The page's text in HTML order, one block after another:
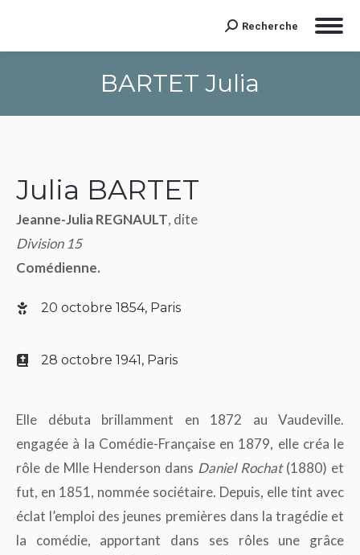
Search:
Recherche
BARTET Julia
Julia BARTET
Jeanne-Julia REGNAULT, dite
Division 15
Comédienne.
20 octobre 1854, Paris
28 octobre 1941, Paris
Elle débuta brillamment en 1872 au Vaudeville.
engagée à la Comédie-Française en 1879, elle créa le
rôle de Mlle Henderson dans Daniel Rochat(1880) et
fut, en 1851, nommée sociétaire. Depuis, elle tint avec
éclat l’emploi des jeunes premières dans la tragédie et
la comédie, apportant dans ses rôles une grâce